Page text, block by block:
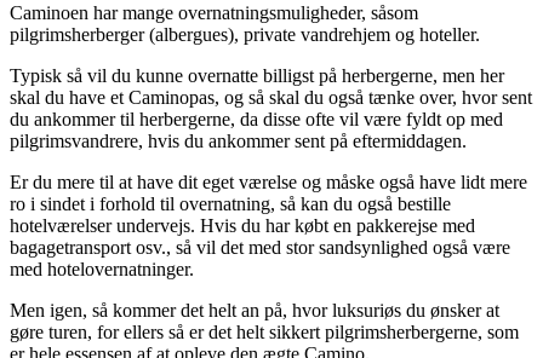
Caminoen har mange overnatningsmuligheder, såsom
pilgrimsherberger (albergues), private vandrehjem og hoteller.
Typisk så vil du kunne overnatte billigst på herbergerne, men her
skal du have et Caminopas, og så skal du også tænke over, hvor sent
du ankommer til herbergerne, da disse ofte vil være fyldt op med
pilgrimsvandrere, hvis du ankommer sent på eftermiddagen.
Er du mere til at have dit eget værelse og måske også have lidt mere
ro i sindet i forhold til overnatning, så kan du også bestille
hotelværelser undervejs. Hvis du har købt en pakkerejse med
bagagetransport osv., så vil det med stor sandsynlighed også være
med hotelovernatninger.
Men igen, så kommer det helt an på, hvor luksuriøs du ønsker at
gøre turen, for ellers så er det helt sikkert pilgrimsherbergerne, som
er hele essensen af at opleve den ægte Camino.